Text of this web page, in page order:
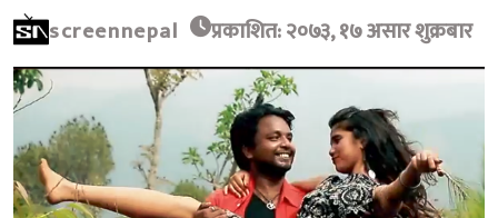
screennepal प्रकाशित: २०७३, १७ असार शुक्रबार